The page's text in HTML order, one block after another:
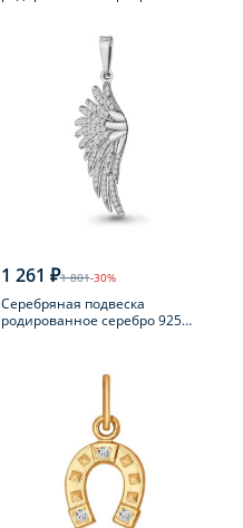
1 261 ₽1 801-30%
Серебряная подвеска
родированное серебро 925